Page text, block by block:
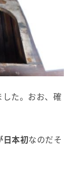
た。おお、確
日本初なのだそ